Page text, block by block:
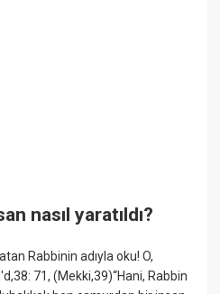
nasıl yaratıldı?
Rabbinin adıyla oku! O,
71, (Mekki,39)“Hani, Rabbin